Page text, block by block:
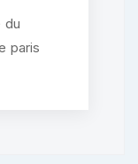
du
paris